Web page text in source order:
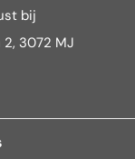
bij
3072 MJ